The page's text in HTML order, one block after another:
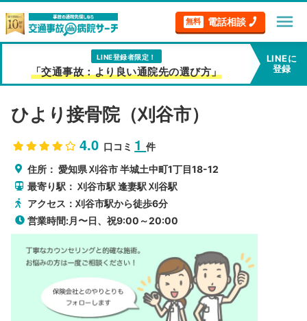
無料 電話相談 menu
LINE登録者限定！
「交通事故：より良い通院先の選び方」
LINEに
登録
ひより接骨院（刈谷市）
4.0 口コミ 1件
住所：愛知県刈谷市半城土中町1丁目18-12
最寄り駅：刈谷市駅 逢妻駅 刈谷駅
アクセス：刈谷市駅から徒歩6分
営業時間:月〜日、祝9:00～20:00